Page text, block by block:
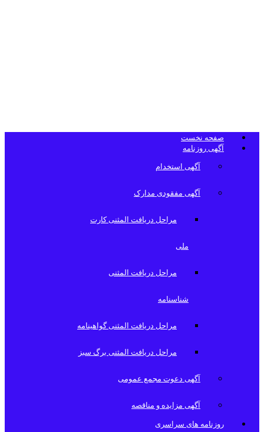
صفحه نخست
آگهی روزنامه
آگهی استخدام
آگهی مفقودی مدارک
مراحل دریافت المثنی کارت
ملی
مراحل دریافت المثنی
شناسنامه
مراحل دریافت المثنی گواهینامه
مراحل دریافت المثنی برگ سبز
آگهی دعوت مجمع عمومی
آگهی مزایده و مناقصه
روزنامه های سراسری